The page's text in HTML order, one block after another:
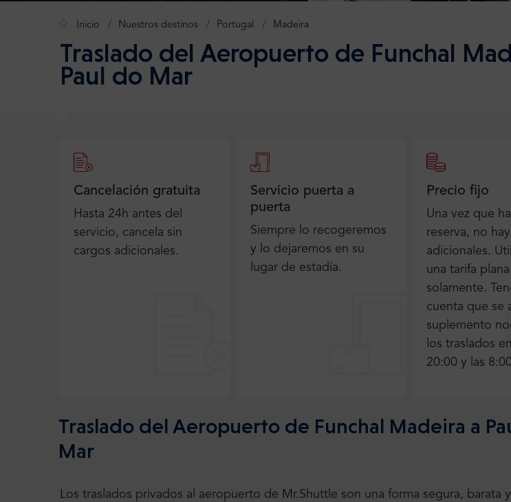
Inicio Nuestros destinos Portugal Madeira
Traslado del Aeropuerto de Funchal
Paul do Mar
Cancelación gratuita
Hasta 24h antes del
servicio, cancela sin
cargos adicionales.
Servicio puerta a
puerta
Siempre lo recogeremos
y lo dejaremos en su
lugar de estadía.
Precio fijo
Una vez que
reserva, no
adicionales.
una tarifa plana
solamente.
cuenta que se
suplemento
los traslados
20:00 y las
Traslado del Aeropuerto de Funchal Madeira a
Mar
Los traslados privados al aeropuerto de Mr.Shuttle son una forma segura, barata